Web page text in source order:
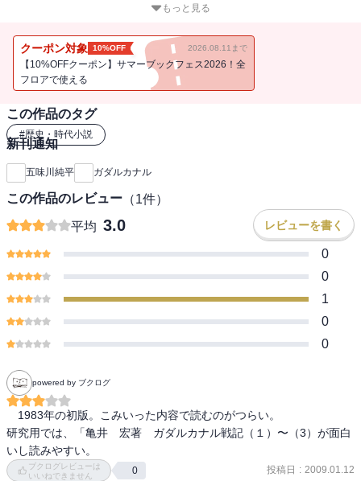
ナルの戦いでは、日本軍の作戦遂行上の特徴的な欠陥が端的に表わ
作戦、遅すぎた決断、愚かな上層部のツケは常に前線の将兵たちの
生命で支払われる……怒りをこめて語りつぐべき悲惨な大戦の真
実。
もっと見る
クーポン対象 10%OFF 2026.08.11まで
【10%OFFクーポン】サマーブックフェス2026！全
フロアで使える
この作品のタグ
#歴史・時代小説
新刊通知
五味川純平 ガダルカナル
この作品のレビュー （1件）
平均 3.0 レビューを書く
0
0
1
0
0
powered by ブクログ
1983年の初版。こみいった内容で読むのがつらい。
研究用では、「亀井　宏著　ガダルカナル戦記（１）〜（3）が面白
ブクログレビューは
いいねできません
0 投稿日 : 2009.01.12